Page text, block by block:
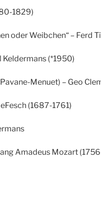
1829)
oder Weibchen“ – Ferd
Keldermans (*1950)
Menuet) – Geo
(1687-1761)
Amadeus Mozart